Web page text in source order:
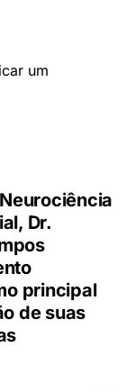
um
Dr.
principal
de suas